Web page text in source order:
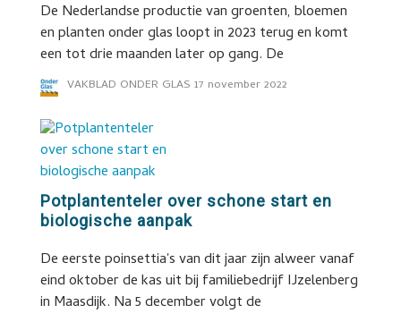
De Nederlandse productie van groenten, bloemen
en planten onder glas loopt in 2023 terug en komt
een tot drie maanden later op gang. De
VAKBLAD ONDER GLAS 17 november 2022
Potplantenteler over schone start en
biologische aanpak
De eerste poinsettia's van dit jaar zijn alweer vanaf
eind oktober de kas uit bij familiebedrijf IJzelenberg
in Maasdijk. Na 5 december volgt de